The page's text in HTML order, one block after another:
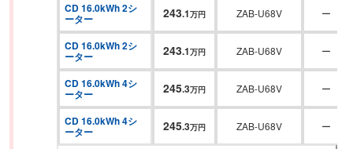
CD 16.0kWh 2シ
ーター 243.1万円 ZAB-U68V ー
CD 16.0kWh 2シ
ーター 243.1万円 ZAB-U68V ー
CD 16.0kWh 4シ
ーター 245.3万円 ZAB-U68V ー
CD 16.0kWh 4シ
ーター 245.3万円 ZAB-U68V ー